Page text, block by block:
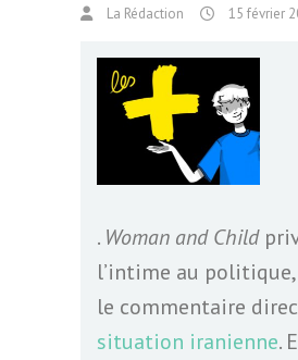
La Rédaction 15 février
. Woman and Child
l’intime au
le commentaire
situation iranienne.